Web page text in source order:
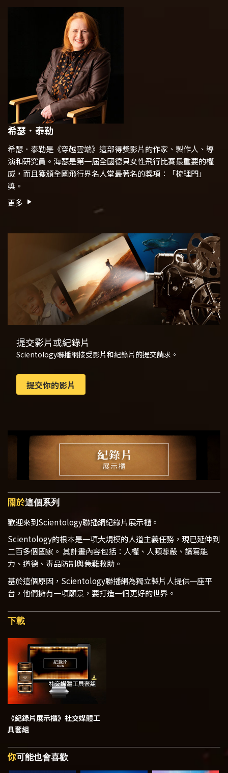
希瑟．泰勒
希瑟．泰勒是 《穿越雲端》 這部得獎影片的作家、製作人、導
演和研究員。海瑟是第一屆全國德貝女性飛行比賽最重要的權
威，而且獲頒全國飛行界名人堂最著名的獎項：「梳理門」
獎。
更多
提交影片或紀錄片
Scientology聯播網接受影片和紀錄片的提交請求。
提交你的影片
關於這個系列
歡迎來到Scientology聯播網紀錄片展示櫃。
Scientology的根本是一項大規模的人道主義任務，現已延伸到
二百多個國家。 其計畫內容包括：人權、人類尊嚴、讀寫能
力、道德、毒品防制與急難救助。
基於這個原因，Scientology聯播網為獨立製片人提供一座平
台，他們擁有一項願景，要打造一個更好的世界。
下載
《紀錄片展示櫃》 社交媒體工
具套組
你可能也會喜歡